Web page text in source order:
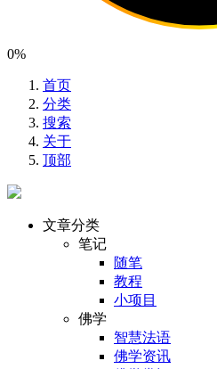
0%
首页
分类
搜索
关于
顶部
文章分类
笔记
随笔
教程
小项目
佛学
智慧法语
佛学资讯